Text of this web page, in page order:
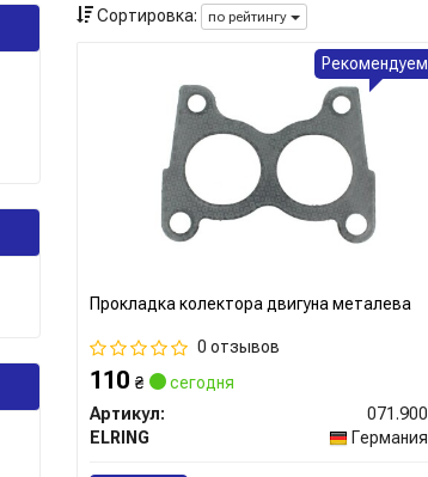
Сортировка: по рейтингу
Прокладка колектора двигуна металева
0 отзывов
110 ₴
сегодня
Артикул:
071.900
ELRING
Германия
Рекомендуем